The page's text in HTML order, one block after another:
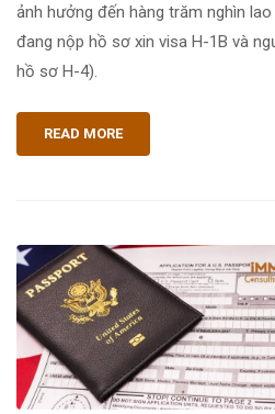
ảnh hưởng đến hàng trăm nghìn
đang nộp hồ sơ xin visa H-1B và
hồ sơ H-4).
READ MORE